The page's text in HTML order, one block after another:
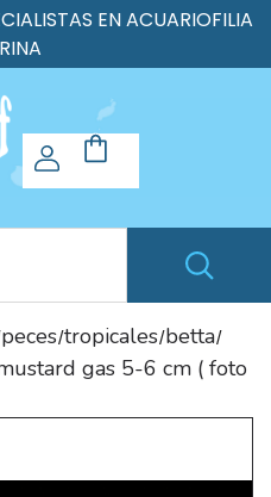
EN ACUARIOFILIA
peces/tropicales/betta/
gas 5-6 cm ( foto